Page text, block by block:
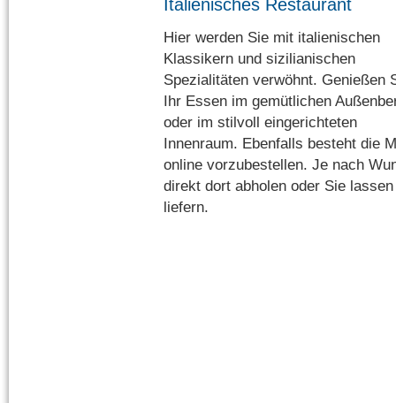
Italienisches Restaurant
Hier werden Sie mit italienischen
Klassikern und sizilianischen
Spezialitäten verwöhnt. Genießen
Ihr Essen im gemütlichen
oder im stilvoll eingerichteten
Innenraum. Ebenfalls besteht die
online vorzubestellen. Je nach
direkt dort abholen oder Sie
liefern.